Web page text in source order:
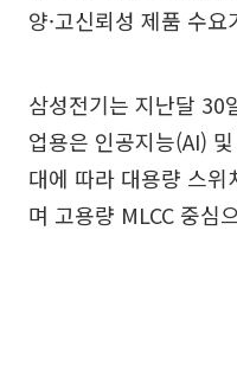
양·고신뢰성 제품 수
삼성전기는 지난달 30
업용은 인공지능(AI)
대에 따라 대용량 스
며 고용량 MLCC 중심